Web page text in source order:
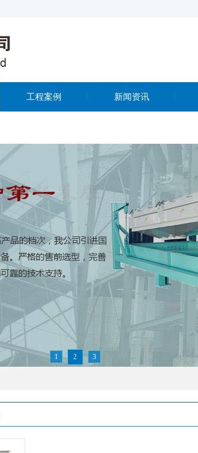
工程案例 新闻资讯
1 2 3